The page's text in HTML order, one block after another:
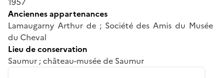
Anciennes appartenances
Lamaugarny Arthur de ; Société des Amis du Musée
du Cheval
Lieu de conservation
Saumur ; château-musée de Saumur